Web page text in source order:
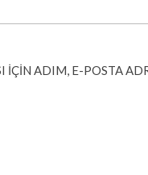
IÇIN ADIM, E-POSTA